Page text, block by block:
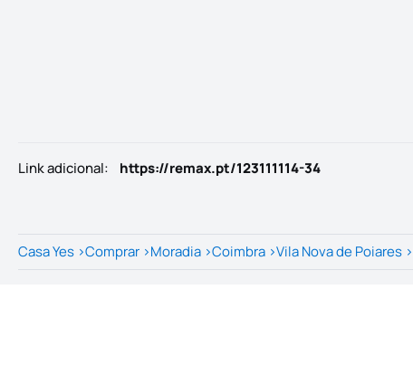
Link adicional: https://remax.pt/123111114-34
Casa Yes >Comprar >Moradia >Coimbra >Vila Nova de Poiares >